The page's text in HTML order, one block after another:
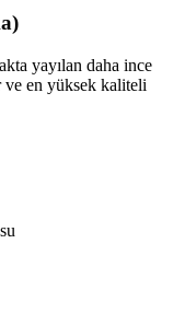
yayılan daha ince
ve en yüksek kaliteli